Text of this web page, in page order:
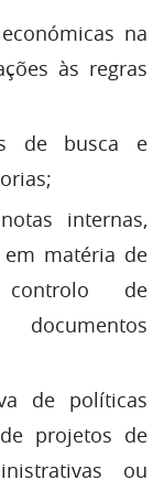
na
às regras
de busca e
internas,
matéria de
de
de políticas
projetos de
ou